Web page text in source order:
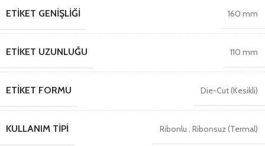
ETIKET GENIŞLIĞI 160 mm
ETIKET UZUNLUĞU 110 mm
ETIKET FORMU Die-Cut (Kesikli)
KULLANIM TIPI Ribonlu Ribonsuz (Termal)